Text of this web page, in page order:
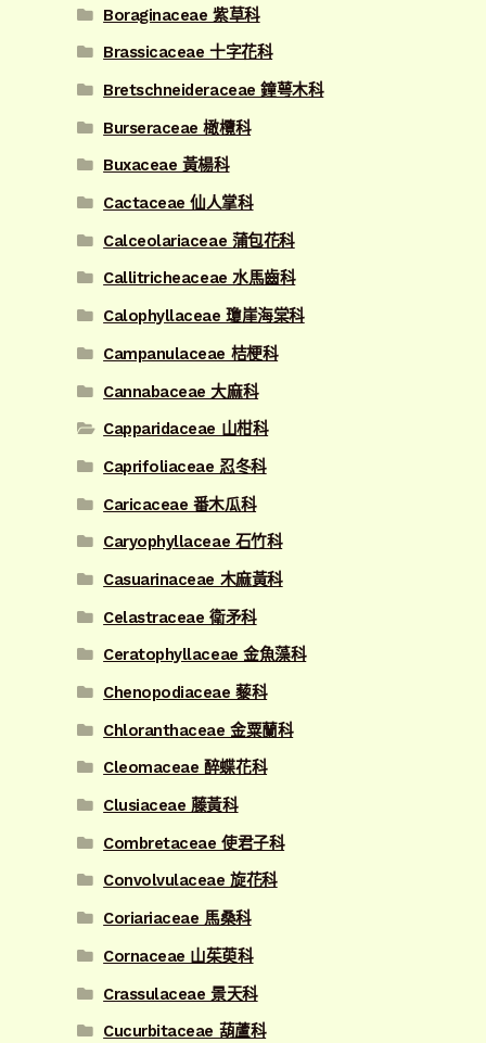
Boraginaceae 紫草科
Brassicaceae 十字花科
Bretschneideraceae 鐘萼木科
Burseraceae 橄欖科
Buxaceae 黃楊科
Cactaceae 仙人掌科
Calceolariaceae 蒲包花科
Callitricheaceae 水馬齒科
Calophyllaceae 瓊崖海棠科
Campanulaceae 桔梗科
Cannabaceae 大麻科
Capparidaceae 山柑科
Caprifoliaceae 忍冬科
Caricaceae 番木瓜科
Caryophyllaceae 石竹科
Casuarinaceae 木麻黃科
Celastraceae 衛矛科
Ceratophyllaceae 金魚藻科
Chenopodiaceae 藜科
Chloranthaceae 金粟蘭科
Cleomaceae 醉蝶花科
Clusiaceae 藤黃科
Combretaceae 使君子科
Convolvulaceae 旋花科
Coriariaceae 馬桑科
Cornaceae 山茱萸科
Crassulaceae 景天科
Cucurbitaceae 葫蘆科